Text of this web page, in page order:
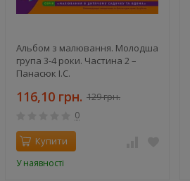
Альбом з малювання. Молодша
група 3-4 роки. Частина 2 –
Панасюк І.С.
116,10 грн. 129 грн.
0
Купити
У наявності